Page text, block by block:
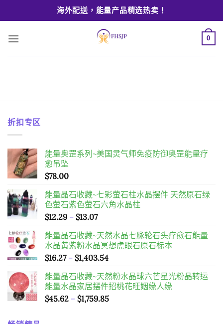
海外配送，能量产品精选热卖！
0
折扣专区
能量奥罡系列~美国灵气师免疫防御奥罡能量疗
愈吊坠
$78.00
能量晶石收藏~七彩萤石柱水晶摆件 天然原石绿
色萤石紫色萤石六角水晶柱
$12.29 – $13.07價
範
圍：
$12.29
$13.07
能量晶石收藏~天然水晶七脉轮石头疗愈石能量
水晶黄紫粉水晶冥想虎眼石原石标本
$16.27 – $1,403.54價
範
圍：
$16.27
能量晶石收藏~天然粉水晶球六芒星光粉晶转运
能量水晶家居摆件招桃花旺姻缘人缘
$45.62 – $1,759.85價